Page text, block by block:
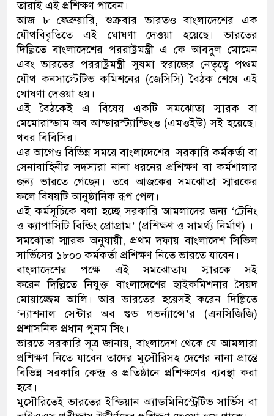
জড়িত কিশোর গ্যাংয়ের চার শিশু আটক
ডাকাতির প্রস্তুতিকালে দুইজনকে
থানা পুলিশ
তারাই এই প্রশিক্ষণ পাবেন।
আজ ৮ ফেব্রুয়ারি, শুক্রবার ভারতও বাংলাদেশের এক
যৌথবিবৃতিতে এই ঘোষণা দেওয়া হয়েছে। ভারতের
দিল্লিতে বাংলাদেশের পররাষ্ট্রমন্ত্রী এ কে আবদুল মোমেন
এবং ভারতের পররাষ্ট্রমন্ত্রী সুষমা স্বরাজের নেতৃত্বে পঞ্চম
যৌথ কনসাল্টেটিভ কমিশনের (জেসিসি) বৈঠক শেষে এই
ঘোষণা দেওয়া হয়।
এই বৈঠকেই এ বিষেয় একটি সমঝোতা স্মারক বা
মেমোরান্ডাম অব আন্ডারস্ট্যান্ডিংও (এমওইউ) সই হয়েছে।
খবর বিবিসির।
এর আগেও বিভিন্ন সময়ে বাংলাদেশের সরকারি কর্মকর্তা বা
সেনাবাহিনীর সদস্যরা নানা ধরনের প্রশিক্ষণ বা কর্মশালার
জন্য ভারতে গেছেন। তবে আজকের সমঝোতা স্মারকের
ফলে বিষয়টি আনুষ্ঠানিক রূপ পেল।
এই কর্মসূচিকে বলা হচ্ছে সরকারি আমলাদের জন্য ‘ট্রেনিং
ও ক্যাপাসিটি বিল্ডিং প্রোগ্রাম’ (প্রশিক্ষণ ও সামর্থ্য নির্মাণ) ।
সমঝোতা স্মারক অনুযায়ী, প্রথম দফায় বাংলাদেশ সিভিল
সার্ভিসের ১৮০০ কর্মকর্তা প্রশিক্ষণ নিতে ভারতে যাবেন।
বাংলাদেশের পক্ষে এই সমঝোতায স্মারকে সই
করেন দিল্লিতে নিযুক্ত বাংলাদেশের হাইকমিশনার সৈয়দ
মোয়াজ্জেম আলি। আর ভারতের হয়েসই করেন দিল্লিতে
‘ন্যাশনাল সেন্টার অব গুড গভর্ন্যান্সে’র (এনসিজিজি)
প্রশাসনিক প্রধান পুনম সিং।
ভারতে সরকারি সূত্র জানায়, বাংলাদেশ থেকে যে আমলারা
প্রশিক্ষণ নিতে যাবেন তাদের মুসৌরিসহ দেশের নানা প্রান্তে
বিভিন্ন সরকারি কেন্দ্র ও প্রতিষ্ঠানে প্রশিক্ষণের ব্যবস্থা করা
হবে।
মুসৌরিতেই ভারতের ইন্ডিয়ান অ্যাডমিনিস্ট্রেটিভ সার্ভিস বা